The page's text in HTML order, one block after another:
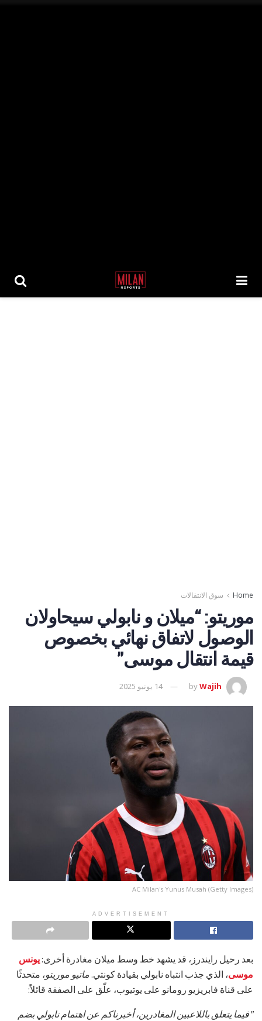
Home سوق الانتقالات
موريتو: “ميلان و نابولي سيحاولان
الوصول لاتفاق نهائي بخصوص
قيمة انتقال موسى”
byWajih 14 يونيو 2025
AC Milan's Yunus Musah (Getty Images)
ADVERTISEMENT
بعد رحيل رايندرز، قد يشهد خط وسط ميلان مغادرة أخرى:يونس
موسى، الذي جذب انتباه نابولي بقيادة كونتي. ماتيو موريتو، متحدثًا
على قناة فابريزيو رومانو على يوتيوب، علّق على الصفقة قائلاً:
"فيما يتعلق باللاعبين المغادرين، أخبرناكم عن اهتمام نابولي بضم